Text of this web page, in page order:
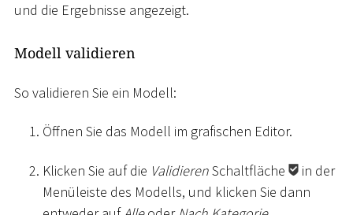
und die Ergebnisse angezeigt.
Modell validieren
So validieren Sie ein Modell:
Öffnen Sie das Modell im grafischen Editor.
Klicken Sie auf die ValidierenSchaltfläche
in der
Menüleiste des Modells, und klicken Sie dann